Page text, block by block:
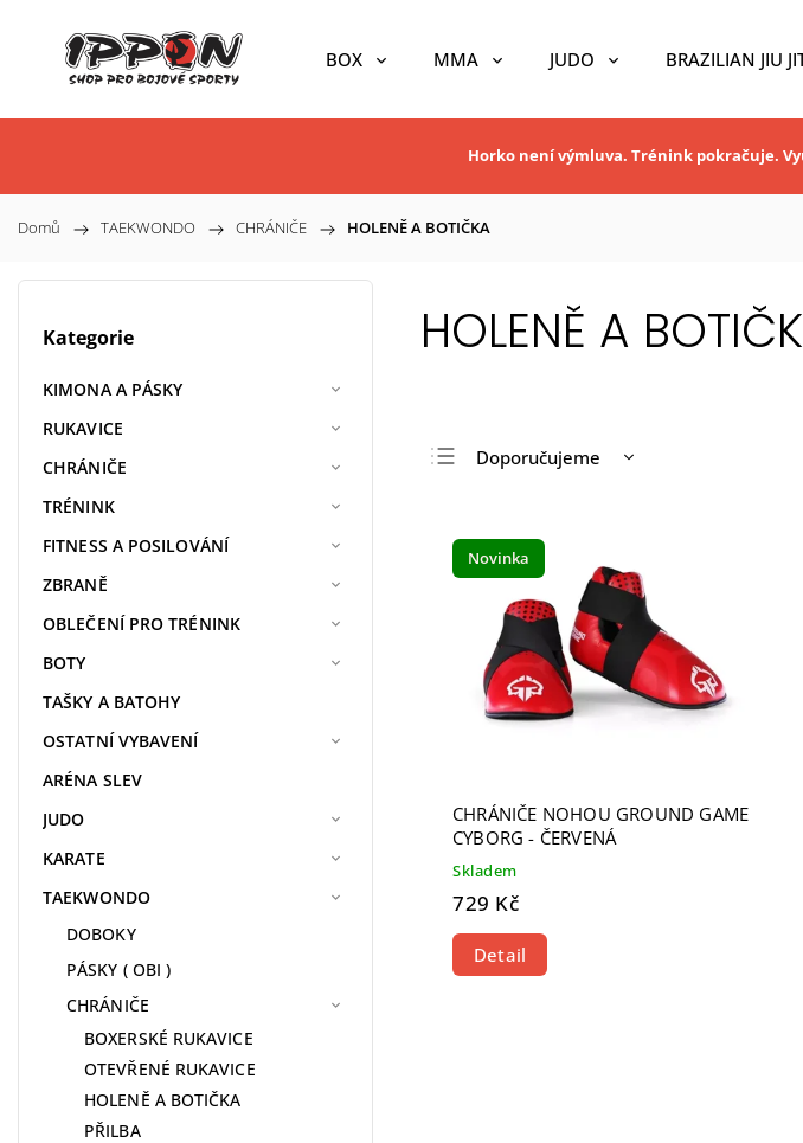
BOX MMA JUDO BRAZILIAN JIU
Horko není výmluva. Trénink pokračuje.
Domů / TAEKWONDO / CHRÁNIČE / HOLENĚ A BOTIČKA
Kategorie
KIMONA A PÁSKY
RUKAVICE
CHRÁNIČE
TRÉNINK
FITNESS A POSILOVÁNÍ
ZBRANĚ
OBLEČENÍ PRO TRÉNINK
BOTY
TAŠKY A BATOHY
OSTATNÍ VYBAVENÍ
ARÉNA SLEV
JUDO
KARATE
TAEKWONDO
DOBOKY
PÁSKY ( OBI )
CHRÁNIČE
BOXERSKÉ RUKAVICE
OTEVŘENÉ RUKAVICE
HOLENĚ A BOTIČKA
PŘILBA
HOLENĚ A
Doporučujeme
Nejdražší
Nejprodávanější
Abecedně
Novinka
CHRÁNIČE NOHOU GROUND GAME
CYBORG - ČERVENÁ
Skladem
729 Kč
Detail